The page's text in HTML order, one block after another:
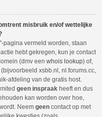
misbruik en/of wettelijke
pagina vermeld worden, staan
hebt gekregen, kun je contact
(dmv een whois lookup) of,
xsbb.nl, nl.forums.cc,
afdeling van de gratis host.
geen inspraak heeft en dus
kan worden over hoe,
Neem geen contact op met